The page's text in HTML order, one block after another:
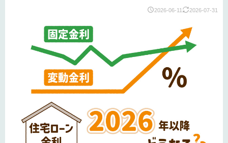
2026-06-11 2026-07-31